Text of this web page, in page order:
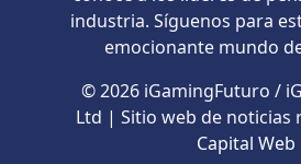
industria. Síguenos para
emocionante mundo
© 2026 iGamingFuturo /
Ltd | Sitio web de noticias
Capital Web